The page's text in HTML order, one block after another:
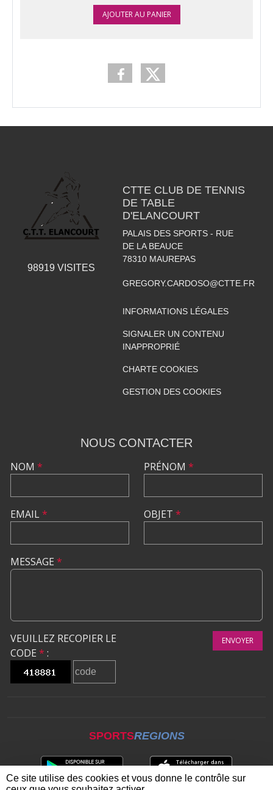
AJOUTER AU PANIER
98919 VISITES
CTTE CLUB DE TENNIS
DE TABLE
D'ELANCOURT
PALAIS DES SPORTS - RUE
DE LA BEAUCE
78310 MAUREPAS
GREGORY.CARDOSO@CTTE.FR
INFORMATIONS LÉGALES
SIGNALER UN CONTENU
INAPPROPRIÉ
CHARTE COOKIES
GESTION DES COOKIES
NOUS CONTACTER
NOM *
EMAIL*
PRÉNOM *
OBJET *
MESSAGE *
VEUILLEZ RECOPIER LE
CODE * :
ENVOYER
SPORTSREGIONS
Ce site utilise des cookies et vous donne le contrôle sur